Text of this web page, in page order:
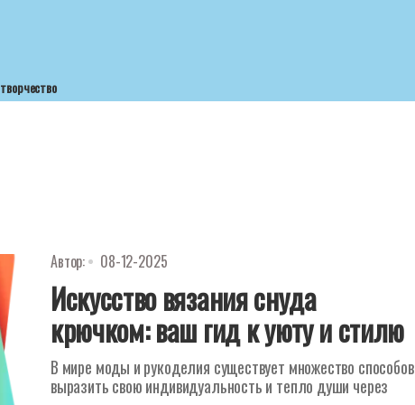
творчество
Автор: 08-12-2025
Искусство вязания снуда
крючком: ваш гид к уюту и стилю
В мире моды и рукоделия существует множество способов
выразить свою индивидуальность и тепло души через